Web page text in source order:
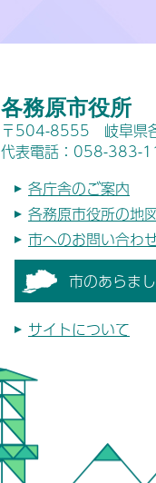
各務原市役所
〒504-8555 岐阜県
代表電話：058-383-
各庁舎のご案内
各務原市役所の地
市へのお問い合わ
市のあらまし
サイトについて